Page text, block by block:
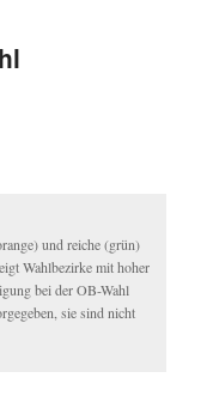
und reiche (grün)
Wahlbezirke mit hoher
bei der OB-Wahl
sie sind nicht